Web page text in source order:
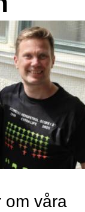
om våra